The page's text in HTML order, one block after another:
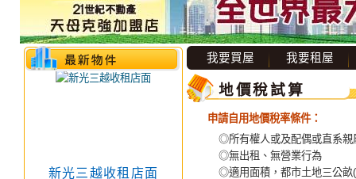
華廈 / 4980萬 /41.78坪
我要買屋 我要租屋
地價稅試算
申請自用地價稅率條件：
◎所有權人或及配偶或直系親
◎無出租、無營業行為
◎適用面積，都市土地三公畝